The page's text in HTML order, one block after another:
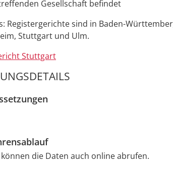
Gesellschaft befindet
Registergerichte sind in Baden-
Stuttgart und Ulm.
Stuttgart
können die Daten auch online abrufen.